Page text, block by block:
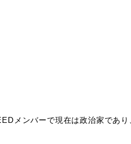
メンバーで現在は政治家であ